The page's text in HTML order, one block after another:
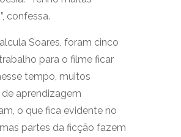
confessa.
Soares, foram cinco
para o filme ficar
tempo, muitos
aprendizagem
o que fica evidente no
partes da ficção fazem